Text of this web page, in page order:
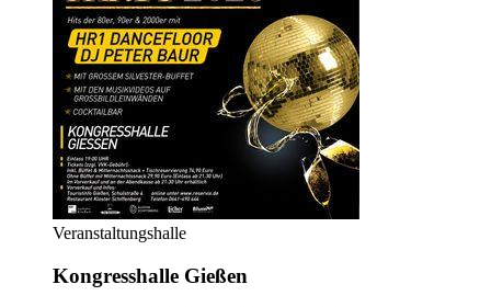
Veranstaltungshalle
Kongresshalle Gießen